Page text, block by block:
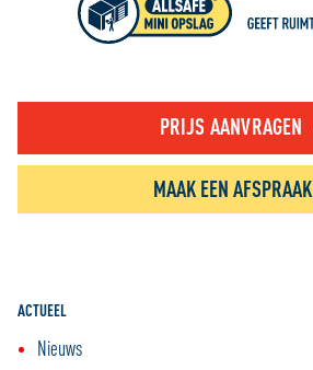
PRIJS AANVRAGEN
MAAK EEN AFSPRAAK
ACTUEEL
Nieuws